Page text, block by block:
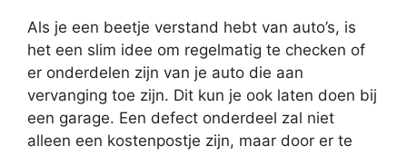
Als je een beetje verstand hebt van auto’s, is
het een slim idee om regelmatig te checken of
er onderdelen zijn van je auto die aan
vervanging toe zijn. Dit kun je ook laten doen bij
een garage. Een defect onderdeel zal niet
alleen een kostenpostje zijn, maar door er te